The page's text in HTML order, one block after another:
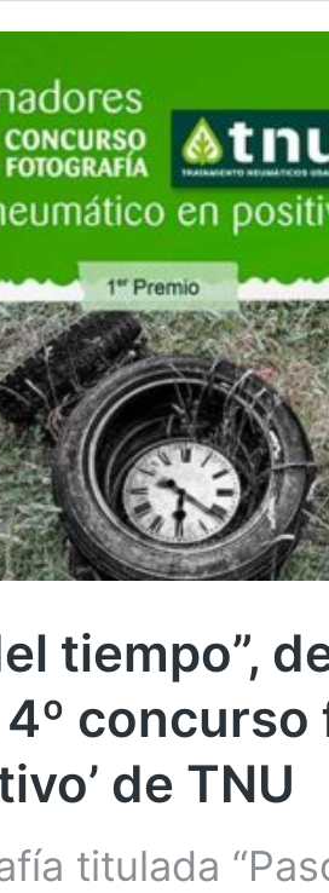
tiempo”,
de TNU
titulada